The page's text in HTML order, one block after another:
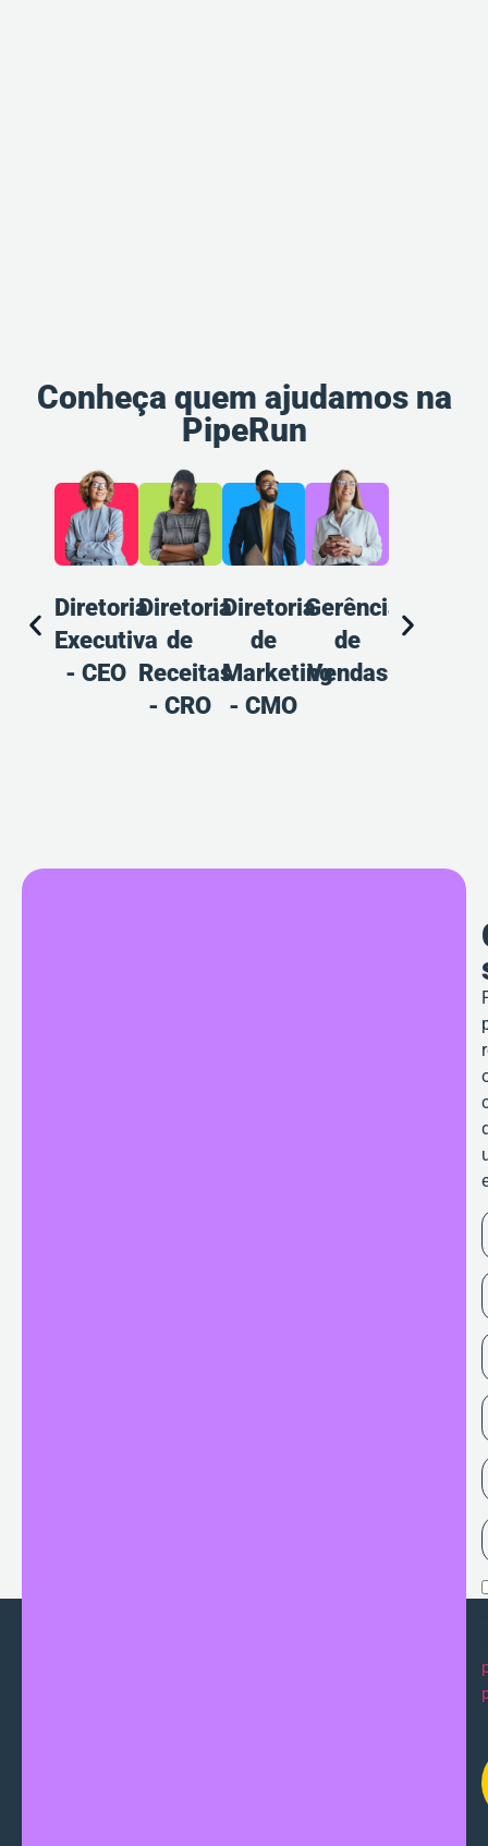
Conheça quem ajudamos na
PipeRun
Diretoria
Executiva
- CEO
Diretoria
de
Receitas
- CRO
Diretoria
de
Marketing
- CMO
Gerência
de
Vendas
Gerência